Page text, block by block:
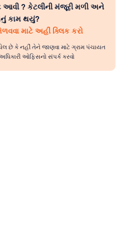
આવી ? કેટલીની મંજૂરી મળી અને
કામ થયું?
માટે અહીં ક્લિક કરો
છે કે નહીં તેને જાણવા માટે ગ્રામ પંચાયત
ઓફિસનો સંપર્ક કરવો